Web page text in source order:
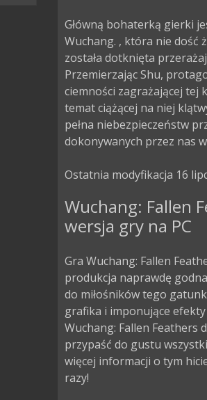
Główną bohaterką gierki
Wuchang. , która nie dość
została dotknięta
Przemierzając Shu,
ciemności zagrażającej tej
temat ciążącej na niej
pełna niebezpieczeństw
dokonywanych przez nas
Ostatnia modyfikacja 16
Wuchang: Fallen
wersja gry na PC
Gra Wuchang: Fallen
produkcja naprawdę
do miłośników tego
grafika i imponujące efekty
Wuchang: Fallen
przypaść do gustu
więcej informacji o tym
razy!